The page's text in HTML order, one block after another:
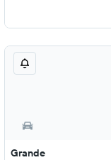
Grande